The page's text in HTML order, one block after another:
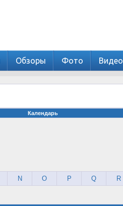
Обзоры Фото Видео
Календарь
N O P Q R